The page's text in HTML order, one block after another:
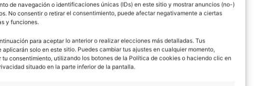
de navegación o identificaciones únicas (IDs) en este sitio y mostrar anuncios (no-)
No consentir o retirar el consentimiento, puede afectar negativamente a ciertas
y funciones.
para aceptar lo anterior o realizar elecciones más detalladas. Tus
aplicarán solo en este sitio. Puedes cambiar tus ajustes en cualquier momento,
tu consentimiento, utilizando los botones de la Política de cookies o haciendo clic en
situado en la parte inferior de la pantalla.